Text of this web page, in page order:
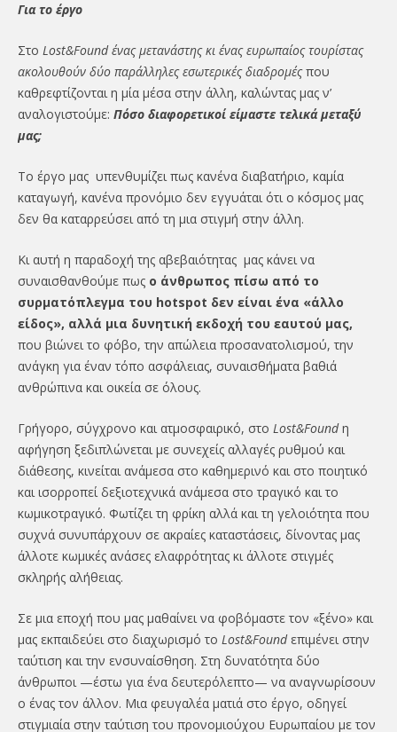
Για το έργο
Στο Lost&Foundένας μετανάστης κι ένας ευρωπαίος τουρίστας
ακολουθούν δύο παράλληλες εσωτερικές διαδρομέςπου
καθρεφτίζονται η μία μέσα στην άλλη, καλώντας μας ν’
αναλογιστούμε: Πόσο διαφορετικοί είμαστε τελικά μεταξύ
μας;
Το έργο μας υπενθυμίζει πως κανένα διαβατήριο, καμία
καταγωγή, κανένα προνόμιο δεν εγγυάται ότι ο κόσμος μας
δεν θα καταρρεύσει από τη μια στιγμή στην άλλη.
Κι αυτή η παραδοχή της αβεβαιότητας μας κάνει να
συναισθανθούμε πωςο άνθρωπος πίσω από το
συρματόπλεγμα του hotspot δεν είναι ένα «άλλο
είδος», αλλά μια δυνητική εκδοχή του εαυτού μας,
που βιώνει το φόβο, την απώλεια προσανατολισμού, την
ανάγκη για έναν τόπο ασφάλειας, συναισθήματα βαθιά
ανθρώπινα και οικεία σε όλους.
Γρήγορο, σύγχρονο και ατμοσφαιρικό, στο Lost&Foundη
αφήγηση ξεδιπλώνεται με συνεχείς αλλαγές ρυθμού και
διάθεσης, κινείται ανάμεσα στο καθημερινό και στο ποιητικό
και ισορροπεί δεξιοτεχνικά ανάμεσα στο τραγικό και το
κωμικοτραγικό. Φωτίζει τη φρίκη αλλά και τη γελοιότητα που
συχνά συνυπάρχουν σε ακραίες καταστάσεις, δίνοντας μας
άλλοτε κωμικές ανάσες ελαφρότητας κι άλλοτε στιγμές
σκληρής αλήθειας.
Σε μια εποχή που μας μαθαίνει να φοβόμαστε τον «ξένο» και
μας εκπαιδεύει στο διαχωρισμό το Lost&Foundεπιμένει στην
ταύτιση και την ενσυναίσθηση. Στη δυνατότητα δύο
άνθρωποι —έστω για ένα δευτερόλεπτο— να αναγνωρίσουν
ο ένας τον άλλον. Μια φευγαλέα ματιά στο έργο, οδηγεί
στιγμιαία στην ταύτιση του προνομιούχου Ευρωπαίου με τον